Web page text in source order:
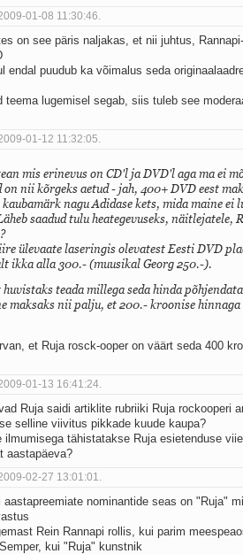
01-08 11:30:46.
on see päris naljakas, et nii juhtus,
endal puudub ka võimalus seda
teema lugemisel segab, siis tuleb see
01-12 11:32:05.
mis erinevus on CD'l ja DVD'l aga ma ei
on nii kõrgeks aetud - jah, 400+ DVD eest
kaubamärk nagu Adidase kets, mida maine ei
saadud tulu heategevuseks, näitlejatele,
ülevaate laseringis olevatest Eesti DVD
ikka alla 300.- (muusikal Georg 250.-).
teada millega seda hinda
maksaks nii palju, et 200.- kroonise hinnaga
et Ruja rosck-ooper on väärt seda 400
01-13 16:41:24.
Ruja saidi artiklite rubriiki Ruja rockooperi
selline viivitus pikkade kuude kaupa?
ilmumisega tähistatakse Ruja esietenduse
aastapäeva?
02-27 13:01:01.
aastapreemiate nominantide seas on "Ruja"
Rein Rannapi rollis, kui parim
kui "Ruja" kunstnik